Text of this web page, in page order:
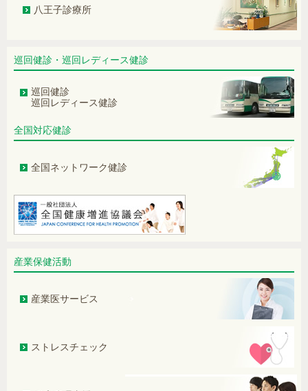
関節炎で膝に水がたまる
たす役割
高齢者と慢性腎臓病（CKD）患者にお
ける降圧目標の注意点
人間ドック・健康診断における胃内視
鏡検査の移り変わりについて
PSA検査の新しい展開 S2,3PSA%に
ついて
身長が縮んだ！と感じた方へ
“肺がん検診が変わるかもしれませ
認知症予防のためには働き盛りの健康
八王子診療所
巡回健診・巡回レディース健診
巡回健診
巡回レディース健診
全国対応健診
全国ネットワーク健診
産業保健活動
産業医サービス
ストレスチェック